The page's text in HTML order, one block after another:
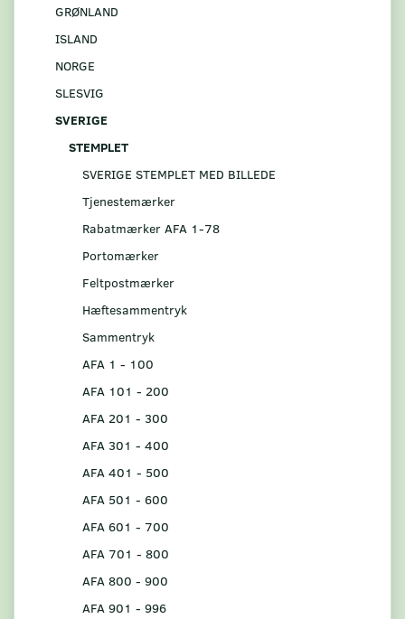
GRØNLAND
ISLAND
NORGE
SLESVIG
SVERIGE
STEMPLET
SVERIGE STEMPLET MED BILLEDE
Tjenestemærker
Rabatmærker AFA 1-78
Portomærker
Feltpostmærker
Hæftesammentryk
Sammentryk
AFA 1 - 100
AFA 101 - 200
AFA 201 - 300
AFA 301 - 400
AFA 401 - 500
AFA 501 - 600
AFA 601 - 700
AFA 701 - 800
AFA 800 - 900
AFA 901 - 996